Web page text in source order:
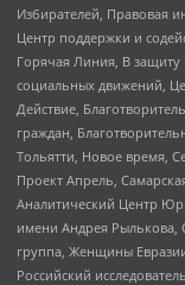
Избирателей, Правовая
Центр поддержки и
Горячая Линия, В защиту
социальных движений,
Действие,
граждан,
Тольятти, Новое время,
Проект Апрель,
Аналитический Центр
имени Андрея Рылькова,
группа, Женщины
Российский